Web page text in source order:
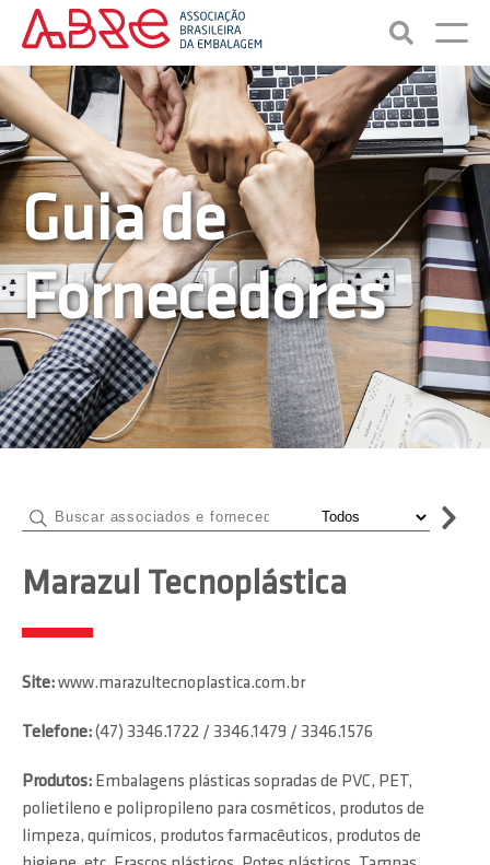
Guia de
Fornecedores
Marazul Tecnoplástica
Site:www.marazultecnoplastica.com.br
Telefone:(47) 3346.1722 / 3346.1479 / 3346.1576
Produtos: Embalagens plásticas sopradas de PVC, PET,
polietileno e polipropileno para cosméticos, produtos de
limpeza, químicos, produtos farmacêuticos, produtos de